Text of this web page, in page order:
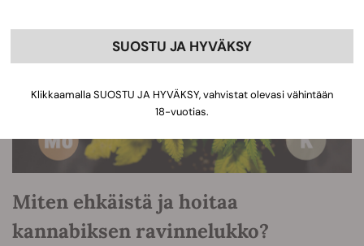
Miten ehkäistä ja hoitaa
kannabiksen ravinnelukko?
SUOSTU JA HYVÄKSY
Klikkaamalla SUOSTU JA HYVÄKSY, vahvistat olevasi vähintään
18-vuotias.